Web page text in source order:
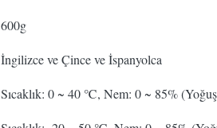
600g
İngilizce ve Çince ve İspanyolca
Sıcaklık: 0 ~ 40 ℃, Nem: 0 ~ 85%